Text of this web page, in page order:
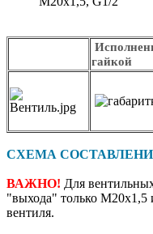
гайкой
СХЕМА
ВАЖНО! Для
"выхода" только М20х1,5
вентиля.